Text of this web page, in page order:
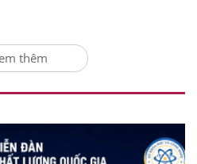
thêm